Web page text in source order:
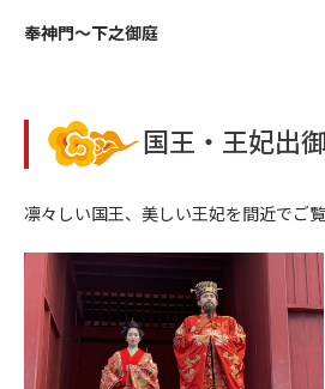
奉神門～下之御庭
国王・王妃出御
凛々しい国王、美しい王妃を間近でご覧